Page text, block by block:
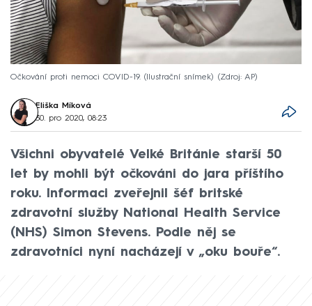
Očkování proti nemoci COVID-19. (Ilustrační snímek) Zdroj: AP
Eliška Míková
30. pro 2020, 08:23
Všichni obyvatelé Velké Británie starší 50
let by mohli být očkováni do jara příštího
roku. Informaci zveřejnil šéf britské
zdravotní služby National Health Service
(NHS) Simon Stevens. Podle něj se
zdravotníci nyní nacházejí v „oku bouře“.